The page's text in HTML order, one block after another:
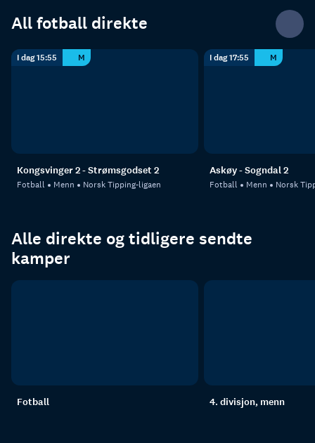
All fotball direkte
I dag 15:55 M
Kongsvinger 2 - Strømsgodset 2
Fotball Menn Norsk Tipping-ligaen
I dag 17:55 M
Askøy - Sogndal 2
Fotball Menn Norsk
Alle direkte og tidligere sendte
kamper
Fotball 4. divisjon, menn